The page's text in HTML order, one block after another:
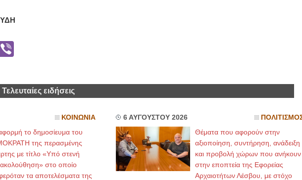
Viber
Τελευταίες ειδήσεις
ΚΟΙΝΩΝΙΑ
το δημοσίευμα του
της περασμένης
με τίτλο «Υπό στενή
στο οποίο
τα αποτελέσματα της
6 ΑΥΓΟΥΣΤΟΥ 2026
Θέματα που αφορούν στην
αξιοποίηση, συντήρηση, ανάδειξη
και προβολή χώρων που ανήκουν
στην εποπτεία της Εφορείας
Αρχαιοτήτων Λέσβου, με στόχο